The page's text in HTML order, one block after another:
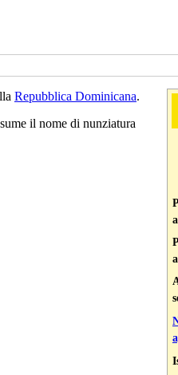
Repubblica Dominicana.
il nome di nunziatura